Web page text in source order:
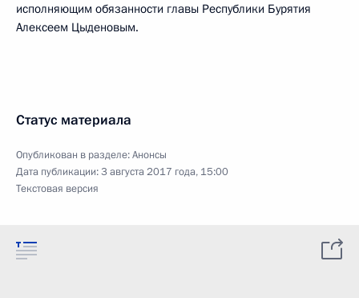
исполняющим обязанности главы Республики Бурятия
Алексеем Цыденовым.
Статус материала
Опубликован в разделе:Анонсы
Дата публикации:3 августа 2017 года, 15:00
Текстовая версия